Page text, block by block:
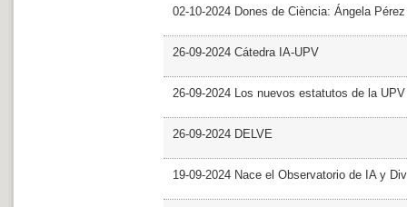
02-10-2024 Dones de Ciència: Ángela Pérez
26-09-2024 Cátedra IA-UPV
26-09-2024 Los nuevos estatutos de la
26-09-2024 DELVE
19-09-2024 Nace el Observatorio de IA y